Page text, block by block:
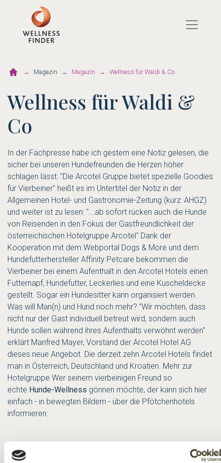
Magazin Magazin Wellness für Waldi & Co
Wellness für Waldi &
Co
In der Fachpresse habe ich gestern eine Notiz gelesen, die
sicher bei unseren Hundefreunden die Herzen höher
schlagen lässt: "Die Arcotel Gruppe bietet spezielle Goodies
für Vierbeiner" heißt es im Untertitel der Notiz in der
Allgemeinen Hotel- und Gastronomie-Zeitung (kurz: AHGZ)
und weiter ist zu lesen: "...ab sofort rücken auch die Hunde
von Reisenden in den Fokus der Gastfreundlichkeit der
österreichischen Hotelgruppe Arcotel" Dank der
Kooperation mit dem Webportal Dogs & More und dem
Hundefutterhersteller Affinity Petcare bekommen die
Vierbeiner bei einem Aufenthalt in den Arcotel Hotels einen
Futternapf, Hundefutter, Leckerlies und eine Kuscheldecke
gestellt. Sogar ein Hundesitter kann organisiert werden.
Was will Man(n) und Hund noch mehr? "Wir möchten, dass
nicht nur der Gast individuell betreut wird, sondern auch
Hunde sollen während ihres Aufenthalts verwöhnt werden"
erklärt Manfred Mayer, Vorstand der Arcotel Hotel AG
dieses neue Angebot. Die derzeit zehn Arcotel Hotels findet
man in Österreich, Deutschland und Kroatien. Mehr zur
Hotelgruppe Wer seinem vierbeinigen Freund so
echte Hunde-Wellness gönnen möchte, der kann sich hier
einfach - in bewegten Bildern - über die Pfötchenhotels
informieren: